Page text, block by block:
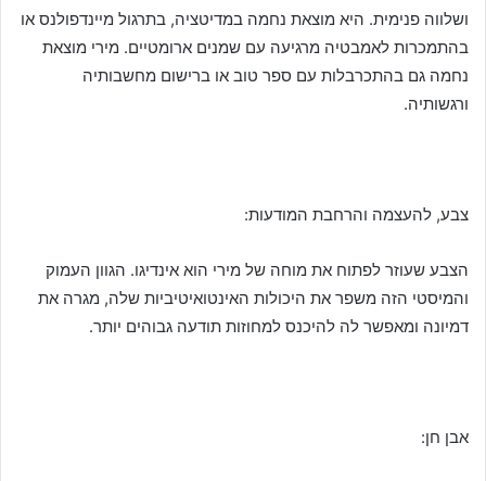
ושלווה פנימית. היא מוצאת נחמה במדיטציה, בתרגול מיינדפולנס או
בהתמכרות לאמבטיה מרגיעה עם שמנים ארומטיים. מירי מוצאת
נחמה גם בהתכרבלות עם ספר טוב או ברישום מחשבותיה
ורגשותיה.
צבע, להעצמה והרחבת המודעות:
הצבע שעוזר לפתוח את מוחה של מירי הוא אינדיגו. הגוון העמוק
והמיסטי הזה משפר את היכולות האינטואיטיביות שלה, מגרה את
דמיונה ומאפשר לה להיכנס למחוזות תודעה גבוהים יותר.
אבן חן: